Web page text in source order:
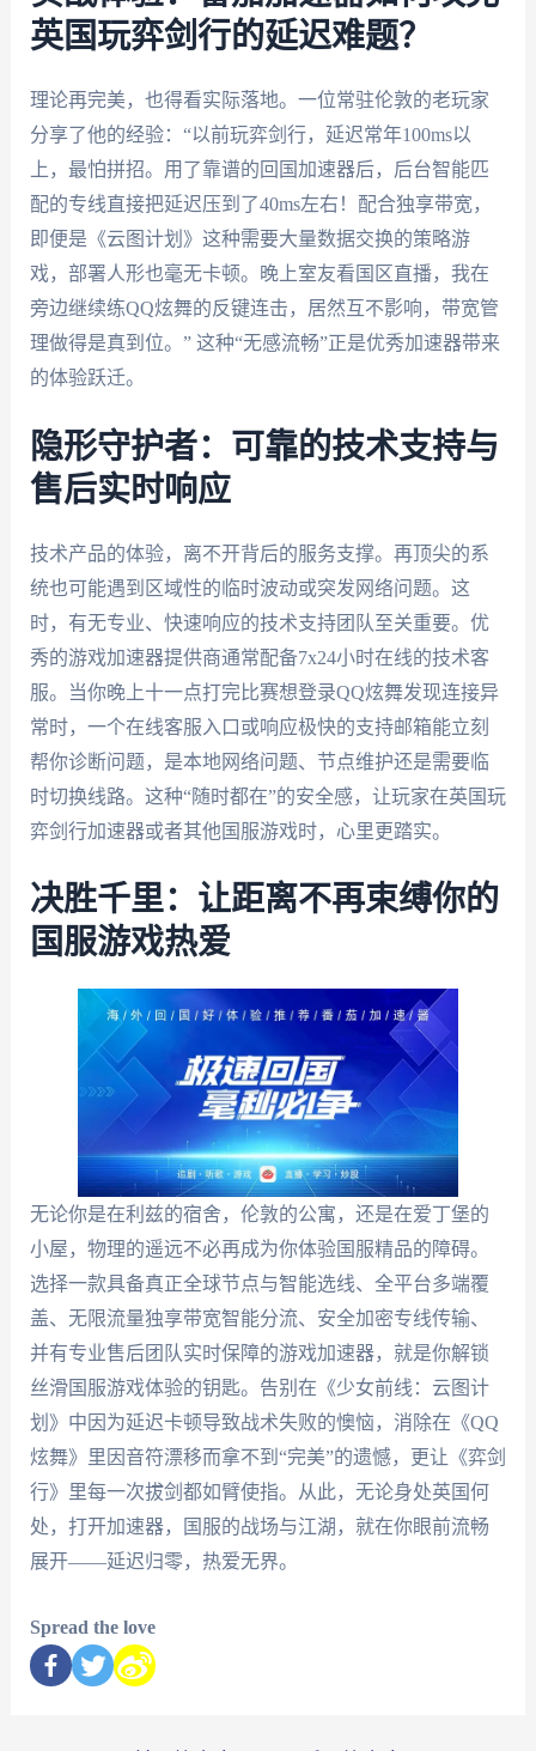
英国玩弈剑行的延迟难题？
理论再完美，也得看实际落地。一位常驻伦敦的老玩家
分享了他的经验：“以前玩弈剑行，延迟常年100ms以
上，最怕拼招。用了靠谱的回国加速器后，后台智能匹
配的专线直接把延迟压到了40ms左右！配合独享带宽，
即便是《云图计划》这种需要大量数据交换的策略游
戏，部署人形也毫无卡顿。晚上室友看国区直播，我在
旁边继续练QQ炫舞的反键连击，居然互不影响，带宽管
理做得是真到位。” 这种“无感流畅”正是优秀加速器带来
的体验跃迁。
隐形守护者：可靠的技术支持与
售后实时响应
技术产品的体验，离不开背后的服务支撑。再顶尖的系
统也可能遇到区域性的临时波动或突发网络问题。这
时，有无专业、快速响应的技术支持团队至关重要。优
秀的游戏加速器提供商通常配备7x24小时在线的技术客
服。当你晚上十一点打完比赛想登录QQ炫舞发现连接异
常时，一个在线客服入口或响应极快的支持邮箱能立刻
帮你诊断问题，是本地网络问题、节点维护还是需要临
时切换线路。这种“随时都在”的安全感，让玩家在英国玩
弈剑行加速器或者其他国服游戏时，心里更踏实。
决胜千里：让距离不再束缚你的
国服游戏热爱
无论你是在利兹的宿舍，伦敦的公寓，还是在爱丁堡的
小屋，物理的遥远不必再成为你体验国服精品的障碍。
选择一款具备真正全球节点与智能选线、全平台多端覆
盖、无限流量独享带宽智能分流、安全加密专线传输、
并有专业售后团队实时保障的游戏加速器，就是你解锁
丝滑国服游戏体验的钥匙。告别在《少女前线：云图计
划》中因为延迟卡顿导致战术失败的懊恼，消除在《QQ
炫舞》里因音符漂移而拿不到“完美”的遗憾，更让《弈剑
行》里每一次拔剑都如臂使指。从此，无论身处英国何
处，打开加速器，国服的战场与江湖，就在你眼前流畅
展开——延迟归零，热爱无界。
Spread the love